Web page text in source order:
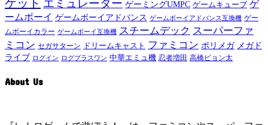
ケット エミュレーター ゲーミングUMPC ゲームキューブ ゲ
ームボーイ ゲームボーイアドバンス ゲームボーイアドバンス互換機 ゲー
ムボーイカラー ゲームボーイ互換機 スチームデック スーパーファ
ミコン セガサターン ドリームキャスト ファミコン ポリメガ メガド
ライブ ログイン ログプラスワン 中華エミュ機 忍者増田 高橋ピョン太
About Us